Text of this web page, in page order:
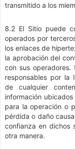
transmitido a los
8.2 El Sitio puede
operados por
los enlaces de
la aprobación del
con sus
responsables por la
de cualquier
información
para la operación o
pérdida o daño
confianza en dichos
otra manera.